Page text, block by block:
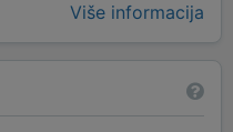
Više informacija